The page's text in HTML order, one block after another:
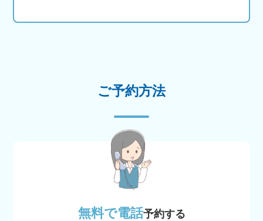
ご予約方法
無料で電話予約する